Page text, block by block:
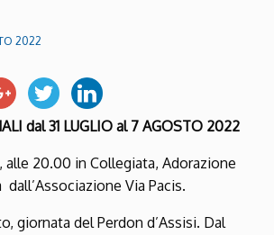
2022
dal 31 LUGLIO al 7 AGOSTO 2022
alle 20.00 in Collegiata, Adorazione
Via Pacis.
giornata del Perdon d’Assisi. Dal